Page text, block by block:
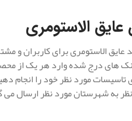
عایق الاستومری
الاستومری برای کاربران و
های درج شده وارد هر یک از
تاسیسات مورد نظر خود را
به شهرستان مورد نظر ارسال